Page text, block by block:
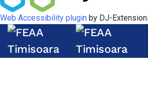
Web Accessibility plugin by DJ-